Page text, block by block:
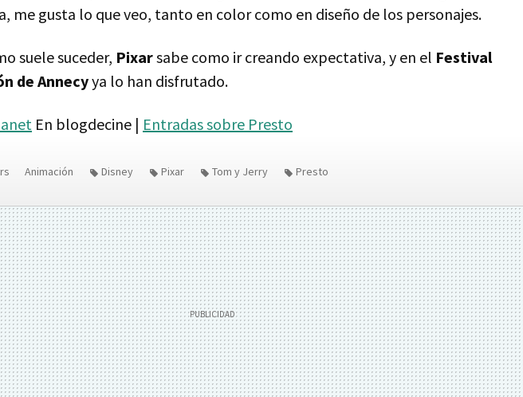
me gusta lo que veo, tanto en color como en diseño de los personajes.
suele suceder, Pixarsabe como ir creando expectativa, y en el Festival
de Annecyya lo han disfrutado.
En blogdecine | Entradas sobre Presto
Animación Disney Pixar Tom y Jerry Presto